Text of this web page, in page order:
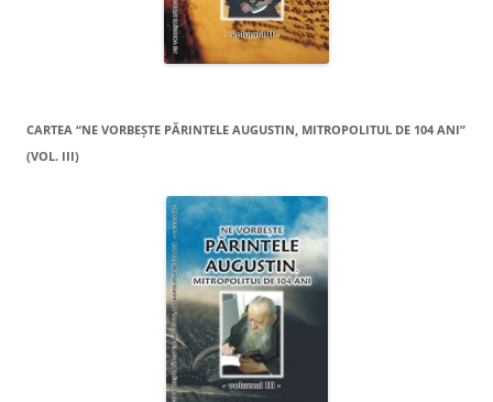
CARTEA “NE VORBEŞTE PĂRINTELE AUGUSTIN, MITROPOLITUL DE 104 ANI”
(VOL. III)